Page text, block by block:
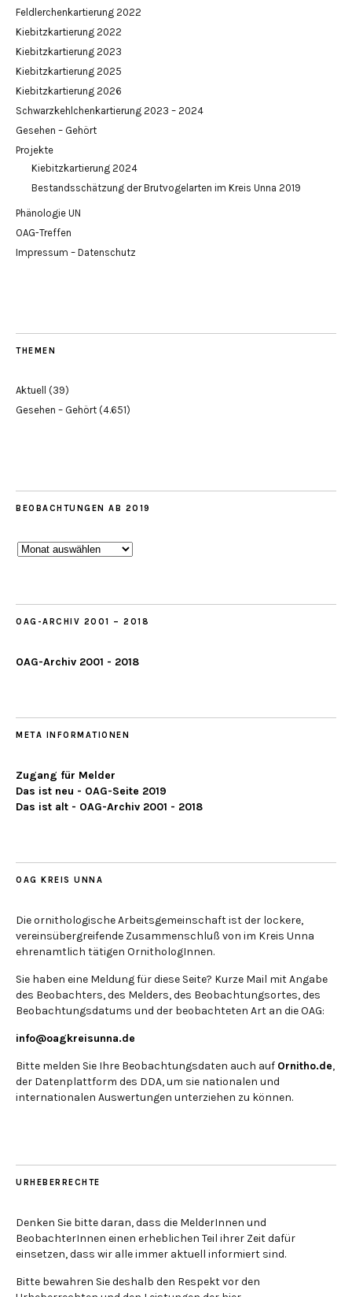
Feldlerchenkartierung 2022
Kiebitzkartierung 2022
Kiebitzkartierung 2023
Kiebitzkartierung 2025
Kiebitzkartierung 2026
Schwarzkehlchenkartierung 2023 – 2024
Gesehen – Gehört
Projekte
Kiebitzkartierung 2024
Bestandsschätzung der Brutvogelarten im Kreis Unna 2019
Phänologie UN
OAG-Treffen
Impressum – Datenschutz
THEMEN
Aktuell
(39)
Gesehen – Gehört (4.651)
BEOBACHTUNGEN AB 2019
Beobachtungen
OAG-ARCHIV 2001 – 2018
OAG-Archiv 2001 - 2018
META INFORMATIONEN
Zugang für Melder
Das ist neu - OAG-Seite 2019
Das ist alt - OAG-Archiv 2001 - 2018
OAG KREIS UNNA
Die ornithologische Arbeitsgemeinschaft ist der lockere,
vereinsübergreifende Zusammenschluß von im Kreis Unna
ehrenamtlich tätigen OrnithologInnen.
Sie haben eine Meldung für diese Seite? Kurze Mail mit Angabe
des Beobachters, des Melders, des Beobachtungsortes, des
Beobachtungsdatums und der beobachteten Art an die OAG:
info@oagkreisunna.de
Bitte melden Sie Ihre Beobachtungsdaten auch auf Ornitho.de,
der Datenplattform des DDA, um sie nationalen und
internationalen Auswertungen unterziehen zu können.
URHEBERRECHTE
Denken Sie bitte daran, dass die MelderInnen und
BeobachterInnen einen erheblichen Teil ihrer Zeit dafür
einsetzen, dass wir alle immer aktuell informiert sind.
Bitte bewahren Sie deshalb den Respekt vor den